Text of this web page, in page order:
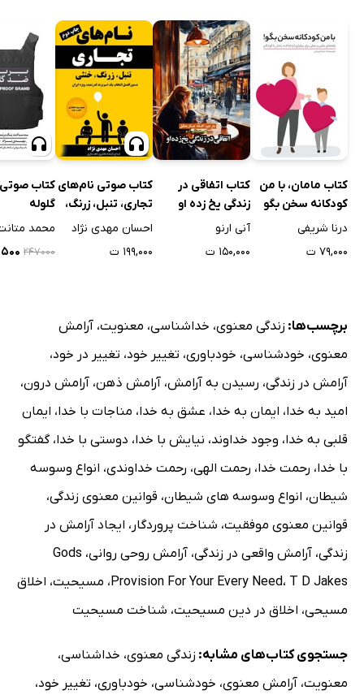
کتاب مامان، با من
کودکانه سخن بگو
درنا شریفی
۷۹,۰۰۰ ت
کتاب اتفاقی در
زندگی یخ زده او
آنی ارنو
۱۵۰,۰۰۰ ت
کتاب صوتی نام‌های
تجاری، تنبل، زرنگ،
خنثی
احسان مهدی نژاد
۱۹۹,۰۰۰ ت
کتاب
گلوله
محمد
۲۴۷۰۰۰
برچسب‌ها: زندگی معنوی، خداشناسی، معنویت، آرامش
معنوی، خودشناسی، خودباوری، تغییر خود، تغییر در خود،
آرامش در زندگی، رسیدن به آرامش، آرامش ذهن، آرامش درون،
امید به خدا، ایمان به خدا، عشق به خدا، مناجات با خدا، ایمان
قلبی به خدا، وجود خداوند، نیایش با خدا، دوستی با خدا،گفتگو
با خدا، رحمت خدا، رحمت الهی، رحمت خداوندی، انواع وسوسه
شیطان، انواع وسوسه های شیطان، قوانین معنوی زندگی،
قوانین معنوی موفقیت، شناخت پروردگار ، ایجاد آرامش در
زندگی، آرامش واقعی در زندگی، آرامش روحی روانی، Gods
Provision For Your Every Need، T D Jakes ، مسیحیت، اخلاق
مسیحی، اخلاق در دین مسیحیت، شناخت مسیحیت
جستجوی کتاب‌های مشابه: زندگی معنوی، خداشناسی،
معنویت، آرامش معنوی، خودشناسی، خودباوری، تغییر خود،